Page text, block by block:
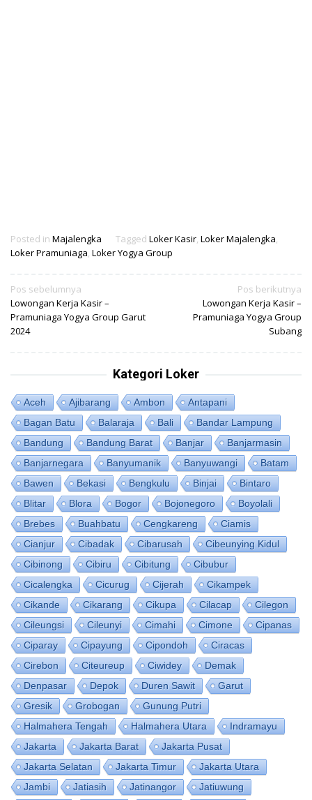
Posted in Majalengka Tagged Loker Kasir, Loker Majalengka,
Loker Pramuniaga, Loker Yogya Group
Navigasi
pos
Pos sebelumnya
Lowongan Kerja Kasir –
Pramuniaga Yogya Group Garut
2024
Pos berikutnya
Lowongan Kerja Kasir –
Pramuniaga Yogya Group
Subang
Kategori Loker
Aceh Ajibarang Ambon
Antapani
Bagan Batu
Balaraja Bali
Bandar Lampung
Bandung
Bandung Barat Banjar
Banjarmasin
Banjarnegara
Banyumanik Banyuwangi
Batam
Bawen
Bekasi Bengkulu Binjai
Bintaro
Blitar
Blora Bogor Bojonegoro
Boyolali
Brebes
Buahbatu Cengkareng
Ciamis
Cianjur
Cibadak Cibarusah
Cibeunying Kidul
Cibinong
Cibiru Cibitung
Cibubur
Cicalengka
Cicurug Cijerah
Cikampek
Cikande
Cikarang Cikupa Cilacap
Cilegon
Cileungsi
Cileunyi Cimahi Cimone
Cipanas
Ciparay
Cipayung Cipondoh
Ciracas
Cirebon
Citeureup Ciwidey
Demak
Denpasar
Depok Duren Sawit
Garut
Gresik
Grobogan
Gunung Putri
Halmahera Tengah
Halmahera Utara
Indramayu
Jakarta
Jakarta Barat
Jakarta Pusat
Jakarta Selatan
Jakarta Timur
Jakarta Utara
Jambi
Jatiasih Jatinangor
Jatiuwung